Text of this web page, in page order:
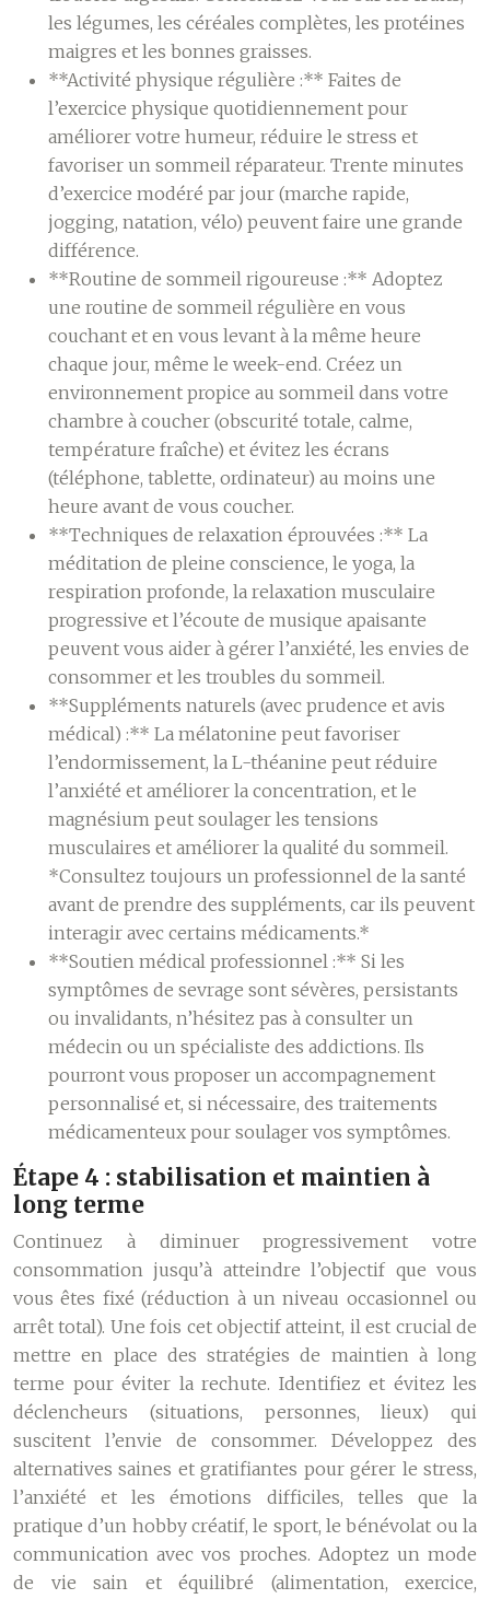
les légumes, les céréales complètes, les protéines
maigres et les bonnes graisses.
**Activité physique régulière :** Faites de
l’exercice physique quotidiennement pour
améliorer votre humeur, réduire le stress et
favoriser un sommeil réparateur. Trente minutes
d’exercice modéré par jour (marche rapide,
jogging, natation, vélo) peuvent faire une grande
différence.
**Routine de sommeil rigoureuse :** Adoptez
une routine de sommeil régulière en vous
couchant et en vous levant à la même heure
chaque jour, même le week-end. Créez un
environnement propice au sommeil dans votre
chambre à coucher (obscurité totale, calme,
température fraîche) et évitez les écrans
(téléphone, tablette, ordinateur) au moins une
heure avant de vous coucher.
**Techniques de relaxation éprouvées :** La
méditation de pleine conscience, le yoga, la
respiration profonde, la relaxation musculaire
progressive et l’écoute de musique apaisante
peuvent vous aider à gérer l’anxiété, les envies de
consommer et les troubles du sommeil.
**Suppléments naturels (avec prudence et avis
médical) :** La mélatonine peut favoriser
l’endormissement, la L-théanine peut réduire
l’anxiété et améliorer la concentration, et le
magnésium peut soulager les tensions
musculaires et améliorer la qualité du sommeil.
*Consultez toujours un professionnel de la santé
avant de prendre des suppléments, car ils peuvent
interagir avec certains médicaments.*
**Soutien médical professionnel :** Si les
symptômes de sevrage sont sévères, persistants
ou invalidants, n’hésitez pas à consulter un
médecin ou un spécialiste des addictions. Ils
pourront vous proposer un accompagnement
personnalisé et, si nécessaire, des traitements
médicamenteux pour soulager vos symptômes.
Étape 4 : stabilisation et maintien à
long terme
Continuez à diminuer progressivement votre
consommation jusqu’à atteindre l’objectif que vous
vous êtes fixé (réduction à un niveau occasionnel ou
arrêt total). Une fois cet objectif atteint, il est crucial de
mettre en place des stratégies de maintien à long
terme pour éviter la rechute. Identifiez et évitez les
déclencheurs (situations, personnes, lieux) qui
suscitent l’envie de consommer. Développez des
alternatives saines et gratifiantes pour gérer le stress,
l’anxiété et les émotions difficiles, telles que la
pratique d’un hobby créatif, le sport, le bénévolat ou la
communication avec vos proches. Adoptez un mode
de vie sain et équilibré (alimentation, exercice,